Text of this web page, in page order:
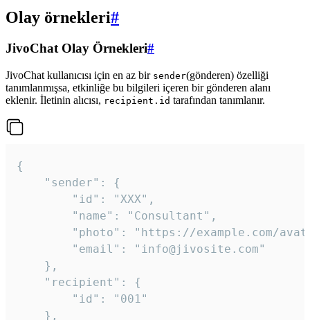
Olay örnekleri#
JivoChat Olay Örnekleri#
JivoChat kullanıcısı için en az bir sender(gönderen) özelliği
tanımlanmışsa, etkinliğe bu bilgileri içeren bir gönderen alanı
eklenir. İletinin alıcısı, recipient.id tarafından tanımlanır.
{